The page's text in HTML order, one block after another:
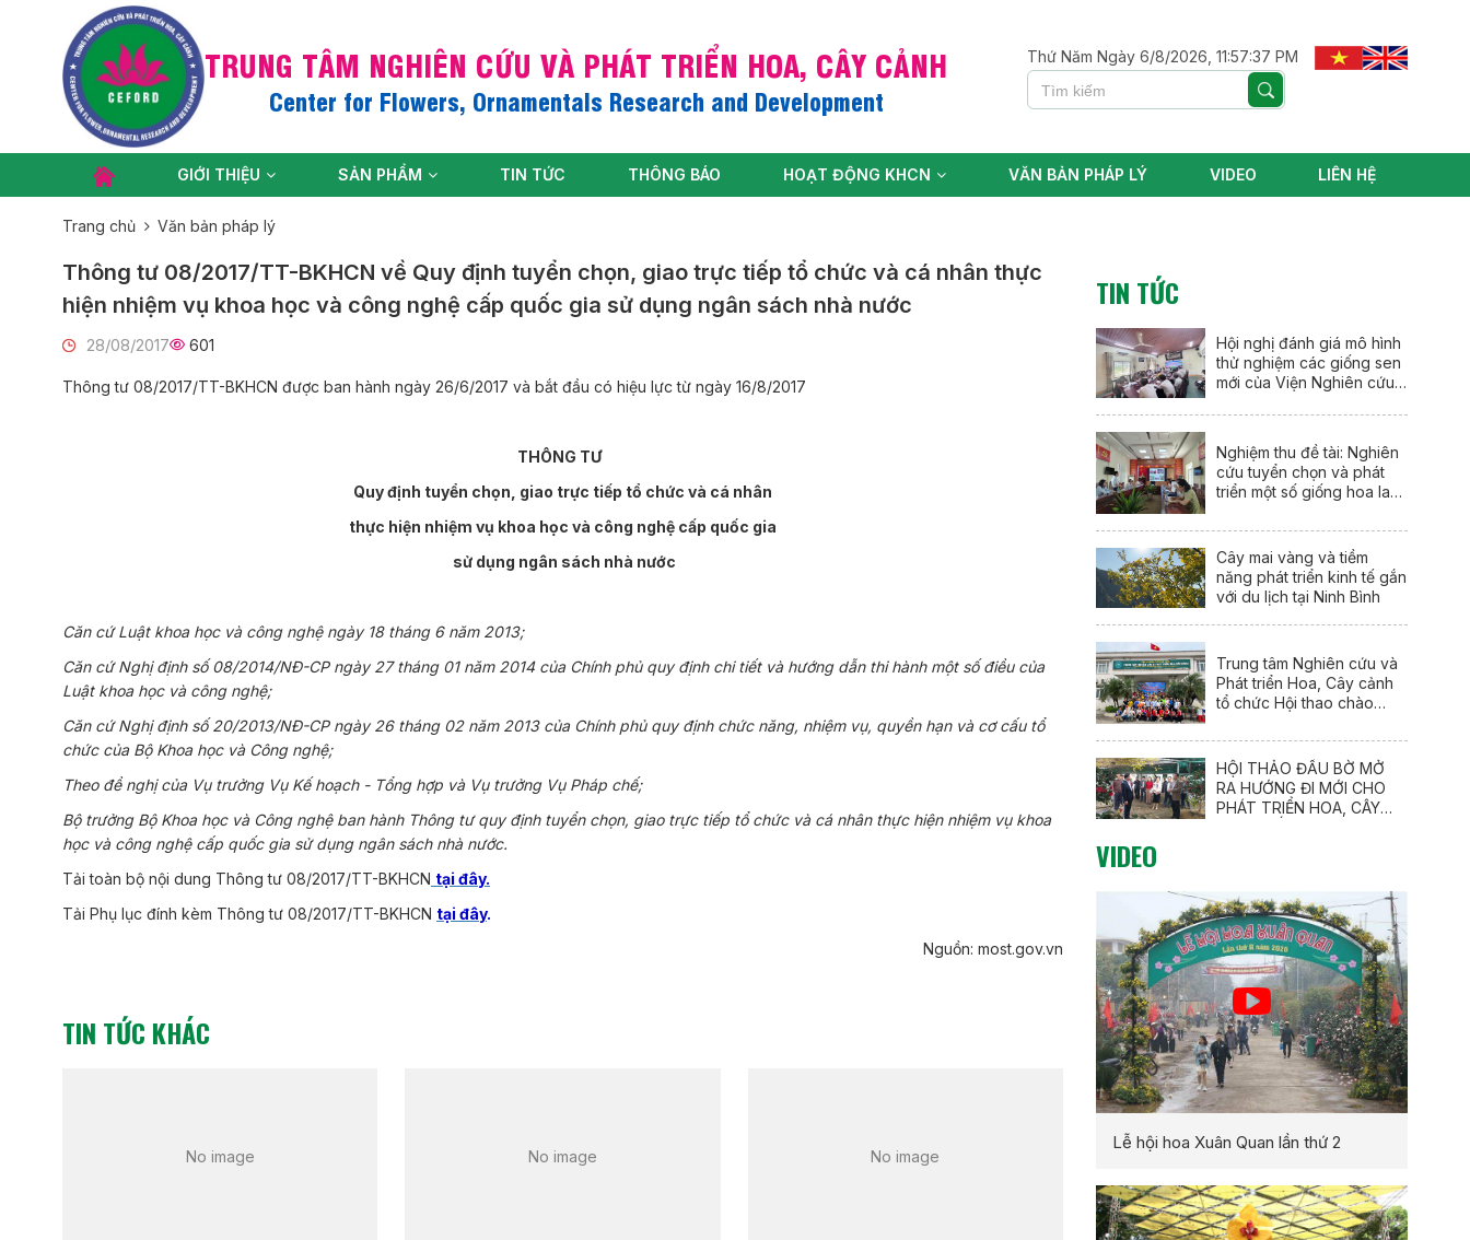
TRUNG TÂM NGHIÊN CỨU VÀ PHÁT TRIỂN HOA, CÂY CẢNH
Center for Flowers, Ornamentals Research and Development
Thứ Năm Ngày 6/8/2026, 11:57:37 PM
GIỚI THIỆU SẢN PHẨM TIN TỨC THÔNG BÁO HOẠT ĐỘNG KHCN VĂN BẢN PHÁP LÝ VIDEO LIÊN HỆ
Trang chủ Văn bản pháp lý
Thông tư 08/2017/TT-BKHCN về Quy định tuyển chọn, giao trực tiếp tổ chức và cá nhân thực
hiện nhiệm vụ khoa học và công nghệ cấp quốc gia sử dụng ngân sách nhà nước
28/08/2017 601
Thông tư 08/2017/TT-BKHCN được ban hành ngày 26/6/2017 và bắt đầu có hiệu lực từ ngày 16/8/2017
THÔNG TƯ
Quy định tuyển chọn, giao trực tiếp tổ chức và cá nhân
thực hiện nhiệm vụ khoa học và công nghệ cấp quốc gia
sử dụng ngân sách nhà nước
Căn cứ Luật khoa học và công nghệ ngày 18 tháng 6 năm 2013;
Căn cứNghị định số 08/2014/NĐ-CP ngày 27 tháng 01 năm 2014 của Chính phủ quy định chi tiết và hướng dẫn thi hành một số điều của
Luật khoa học và công nghệ;
Căn cứ Nghị định số 20/2013/NĐ-CP ngày 26 tháng 02 năm 2013 của Chính phủ quy định chức năng, nhiệm vụ, quyền hạn và cơ cấu tổ
chức của Bộ Khoa học và Công nghệ;
Theo đề nghị của Vụ trưởng Vụ Kế hoạch - Tổng hợp và Vụ trưởng Vụ Pháp chế;
Bộ trưởng Bộ Khoa học và Công nghệ ban hành Thông tư quy định tuyển chọn, giao trực tiếp tổ chức và cá nhân thực hiện nhiệm vụ khoa
học và công nghệ cấp quốc gia sử dụng ngân sách nhà nước.
Tải toàn bộ nội dung Thông tư 08/2017/TT-BKHCN tại đây.
Tải Phụ lục đính kèm Thông tư 08/2017/TT-BKHCN tại đây.
Nguồn: most.gov.vn
TIN TỨC KHÁC
No image No image No image
TIN TỨC
Hội nghị đánh giá mô hình
thử nghiệm các giống sen
mới của Viện Nghiên cứu
Nghiệm thu đề tài: Nghiên
cứu tuyển chọn và phát
triển một số giống hoa lay
communis L.) tại Nam Định
Cây mai vàng và tiềm
năng phát triển kinh tế gắn
với du lịch tại Ninh Bình
Trung tâm Nghiên cứu và
Phát triển Hoa, Cây cảnh
tổ chức Hội thao chào
lập Đoàn TNCS Hồ Chí
Minh (26/3/1931 –
26/3/2026)
HỘI THẢO ĐẦU BỜ MỞ
RA HƯỚNG ĐI MỚI CHO
PHÁT TRIỂN HOA, CÂY
VIDEO
Lễ hội hoa Xuân Quan lần thứ 2